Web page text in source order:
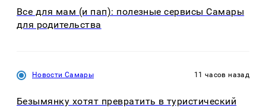
Все для мам (и пап): полезные сервисы Самары
для родительства
Новости Самары 11 часов назад
Безымянку хотят превратить в туристический